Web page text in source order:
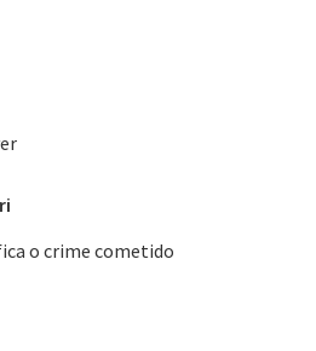
o crime cometido